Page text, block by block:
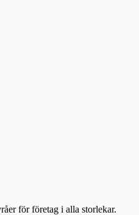
för företag i alla storlekar.